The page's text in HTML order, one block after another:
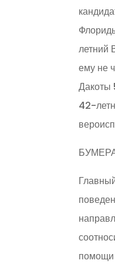
летний
ему не
Дакоты
42-
помощи